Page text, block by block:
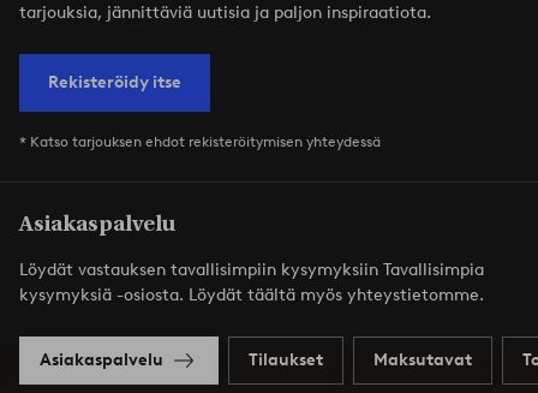
tarjouksia, jännittäviä uutisia ja paljon inspiraatiota.
Rekisteröidy itse
* Katso tarjouksen ehdot rekisteröitymisen yhteydessä
Asiakaspalvelu
Löydät vastauksen tavallisimpiin kysymyksiin Tavallisimpia
kysymyksiä -osiosta. Löydät täältä myös yhteystietomme.
Asiakaspalvelu Tilaukset Maksutavat